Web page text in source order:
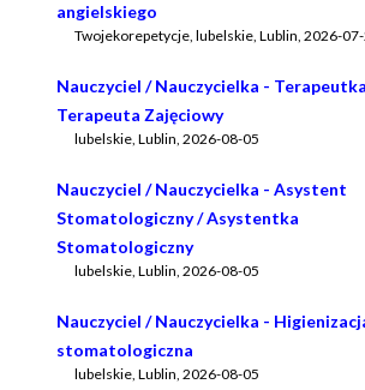
angielskiego
Twojekorepetycje, lubelskie, Lublin, 2026-
Nauczyciel / Nauczycielka -
Terapeuta Zajęciowy
lubelskie, Lublin, 2026-08-05
Nauczyciel / Nauczycielka - Asystent
Stomatologiczny / Asystentka
Stomatologiczny
lubelskie, Lublin, 2026-08-05
Nauczyciel / Nauczycielka -
stomatologiczna
lubelskie, Lublin, 2026-08-05